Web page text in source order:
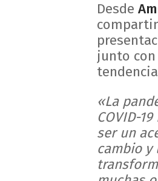
Desde
junto con
«La
COVID-
ser un
cambio y